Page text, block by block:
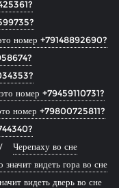
номер +79148892690?
номер +79459110731?
номер +79800725811?
Черепаху во сне
значит видеть гора во сне
видеть дверь во сне